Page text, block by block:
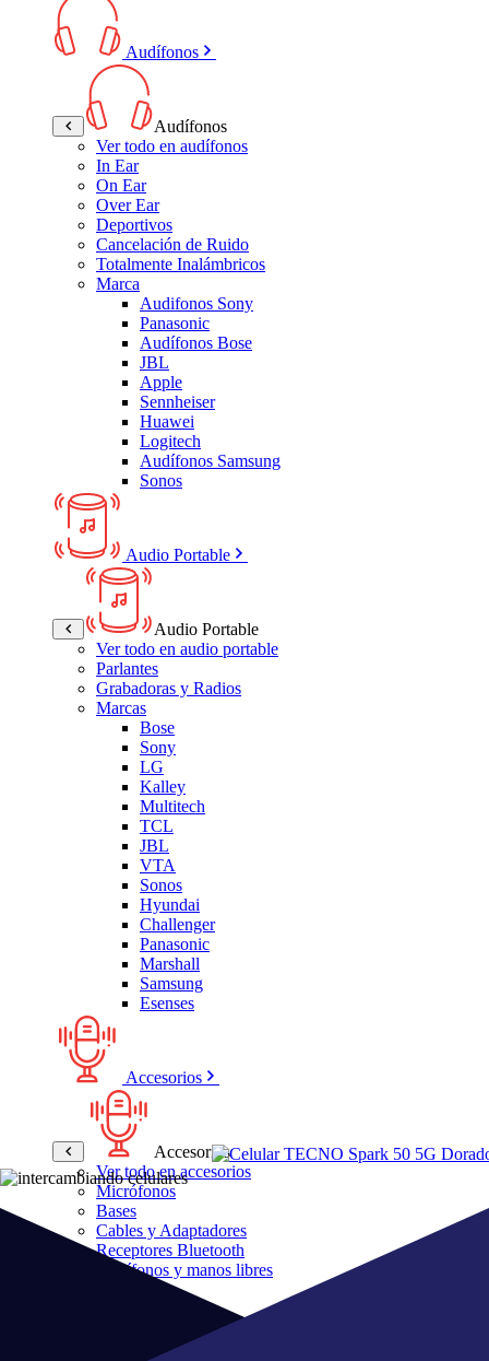
Audífonos
Audífonos
Ver todo en audífonos
In Ear
On Ear
Over Ear
Deportivos
Cancelación de Ruido
Totalmente Inalámbricos
Marca
Audifonos Sony
Panasonic
Audífonos Bose
JBL
Apple
Sennheiser
Huawei
Logitech
Audífonos Samsung
Sonos
Audio Portable
Audio Portable
Ver todo en audio portable
Parlantes
Grabadoras y Radios
Marcas
Bose
Sony
LG
Kalley
Multitech
TCL
JBL
VTA
Sonos
Hyundai
Challenger
Panasonic
Marshall
Samsung
Esenses
Accesorios
Accesorios
Ver todo en accesorios
Micrófonos
Bases
Cables y Adaptadores
Receptores Bluetooth
Audífonos y manos libres